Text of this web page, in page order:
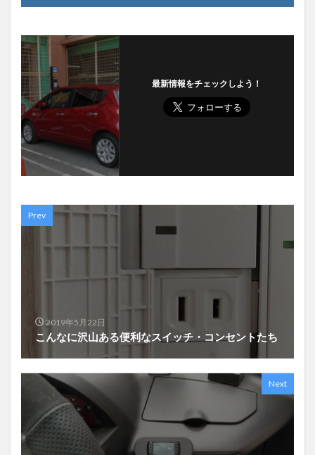
最新情報をチェックしよう！
Prev
2019年5月22日
こんなに沢山ある便利なスイッチ・コンセントたち
Next